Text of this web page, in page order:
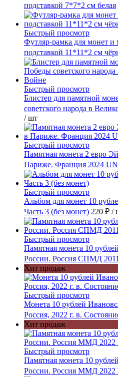
подставкой 7*7*2 см белая
Быстрый просмотр
Футляр-рамка для монет и
подставкой 11*11*2 см
Быстрый просмотр
Блистер для памятной
советского народа в
/ шт
Быстрый просмотр
Памятная монета 2 евро
Париже. Франция 2024
Быстрый просмотр
Альбом для монет 10
Часть 3 (без монет) 220 ₽ /
Быстрый просмотр
Памятная монета 10
России. Россия СПМД
Хит продаж
Быстрый просмотр
Монета 10 рублей
Россия, 2022 г. в.
Хит продаж
Быстрый просмотр
Памятная монета 10
России. Россия ММД 2022